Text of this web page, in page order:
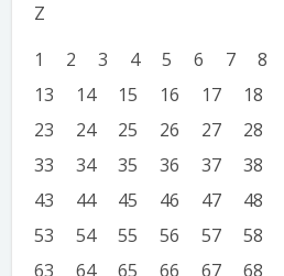
Z
1
2 3 4 5 6 7 8
13
14 15 16 17 18
23
24 25 26 27 28
33
34 35 36 37 38
43
44 45 46 47 48
53
54 55 56 57 58
63
64 65 66 67 68